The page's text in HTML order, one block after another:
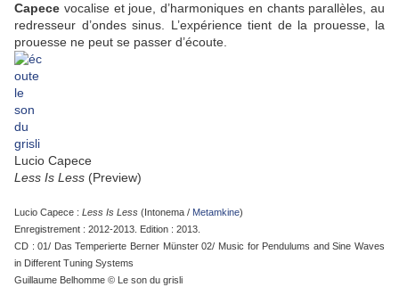
Capece vocalise et joue, d’harmoniques en chants parallèles, au
redresseur d’ondes sinus. L’expérience tient de la prouesse, la
prouesse ne peut se passer d’écoute.
Lucio Capece
Less Is Less (Preview)
Lucio Capece : Less Is Less (Intonema / Metamkine)
Enregistrement : 2012-2013. Edition : 2013.
CD : 01/ Das Temperierte Berner Münster 02/ Music for Pendulums and Sine Waves
in Different Tuning Systems
Guillaume Belhomme © Le son du grisli